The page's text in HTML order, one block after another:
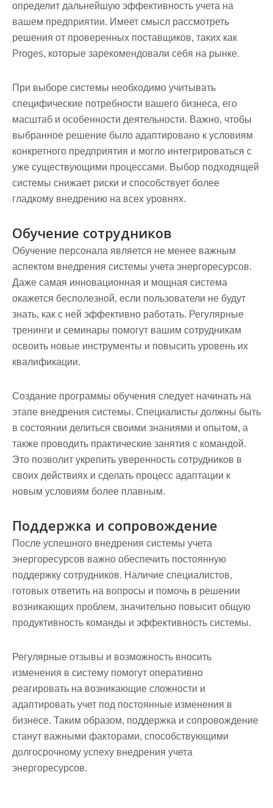
определит дальнейшую эффективность учета на
вашем предприятии. Имеет смысл рассмотреть
решения от проверенных поставщиков, таких как
Proges, которые зарекомендовали себя на рынке.
При выборе системы необходимо учитывать
специфические потребности вашего бизнеса, его
масштаб и особенности деятельности. Важно, чтобы
выбранное решение было адаптировано к условиям
конкретного предприятия и могло интегрироваться с
уже существующими процессами. Выбор подходящей
системы снижает риски и способствует более
гладкому внедрению на всех уровнях.
Обучение сотрудников
Обучение персонала является не менее важным
аспектом внедрения системы учета энергоресурсов.
Даже самая инновационная и мощная система
окажется бесполезной, если пользователи не будут
знать, как с ней эффективно работать. Регулярные
тренинги и семинары помогут вашим сотрудникам
освоить новые инструменты и повысить уровень их
квалификации.
Создание программы обучения следует начинать на
этапе внедрения системы. Специалисты должны быть
в состоянии делиться своими знаниями и опытом, а
также проводить практические занятия с командой.
Это позволит укрепить уверенность сотрудников в
своих действиях и сделать процесс адаптации к
новым условиям более плавным.
Поддержка и сопровождение
После успешного внедрения системы учета
энергоресурсов важно обеспечить постоянную
поддержку сотрудников. Наличие специалистов,
готовых ответить на вопросы и помочь в решении
возникающих проблем, значительно повысит общую
продуктивность команды и эффективность системы.
Регулярные отзывы и возможность вносить
изменения в систему помогут оперативно
реагировать на возникающие сложности и
адаптировать учет под постоянные изменения в
бизнесе. Таким образом, поддержка и сопровождение
станут важными факторами, способствующими
долгосрочному успеху внедрения учета
энергоресурсов.